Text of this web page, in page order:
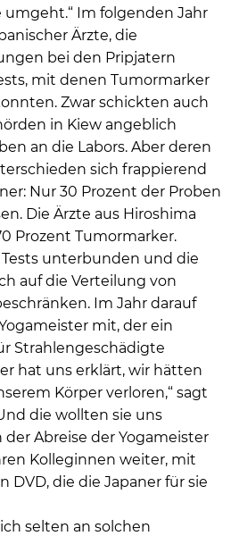
Im folgenden Jahr
Ärzte, die
bei den Pripjatern
mit denen Tumormarker
Zwar schickten auch
in Kiew angeblich
an die Labors. Aber deren
sich frappierend
Nur 30 Prozent der Proben
Die Ärzte aus Hiroshima
Prozent Tumormarker.
unterbunden und die
auf die Verteilung von
Im Jahr darauf
mit, der ein
Strahlengeschädigte
hat uns erklärt, wir hätten
Körper verloren,“ sagt
die wollten sie uns
der Abreise der Yogameister
Kolleginnen weiter, mit
DVD, die die Japaner für sie
selten an solchen